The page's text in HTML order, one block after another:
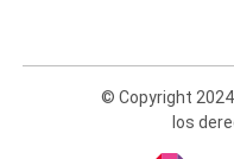
© Copyright 2024
los